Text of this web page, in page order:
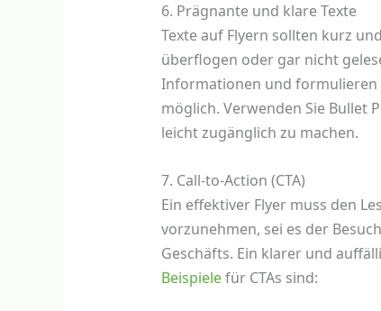
6. Prägnante und klare Texte
Texte auf Flyern sollten kurz
überflogen oder gar nicht
Informationen und formulieren
möglich. Verwenden Sie Bullet
leicht zugänglich zu machen.
7. Call-to-Action (CTA)
Ein effektiver Flyer muss den
vorzunehmen, sei es der
Geschäfts. Ein klarer und
Beispielefür CTAs sind: